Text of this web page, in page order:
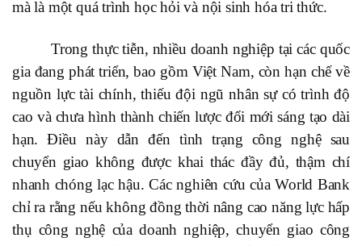
mà là một quá trình học hỏi và nội sinh hóa tri thức.
Trong thực tiễn, nhiều doanh nghiệp tại các quốc
gia đang phát triển, bao gồm Việt Nam, còn hạn chế về
nguồn lực tài chính, thiếu đội ngũ nhân sự có trình độ
cao và chưa hình thành chiến lược đổi mới sáng tạo dài
hạn. Điều này dẫn đến tình trạng công nghệ sau
chuyển giao không được khai thác đầy đủ, thậm chí
nhanh chóng lạc hậu. Các nghiên cứu của World Bank
chỉ ra rằng nếu không đồng thời nâng cao năng lực hấp
thụ công nghệ của doanh nghiệp, chuyển giao công